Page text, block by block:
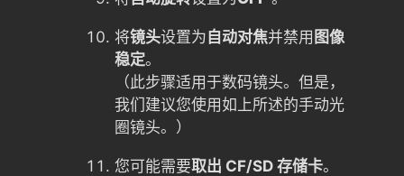
将镜头设置为 自动对焦并禁用 图像
稳定。
（此步骤适用于数码镜头。但是，
我们建议您使用如上所述的手动光
圈镜头。）
您可能需要取出 CF/SD 存储卡。